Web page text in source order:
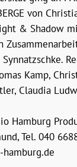
von
& Shadow
Synnatzschke.
Kamp,
Claudia
Hamburg
Tel. 040